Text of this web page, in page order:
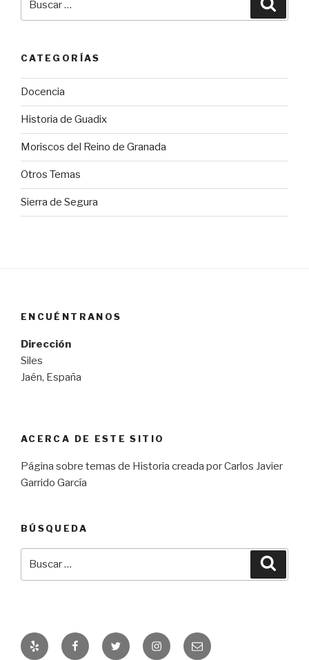
por:
CATEGORÍAS
Docencia
Historia de Guadix
Moriscos del Reino de Granada
Otros Temas
Sierra de Segura
ENCUÉNTRANOS
Dirección
Siles
Jaén, España
ACERCA DE ESTE SITIO
Página sobre temas de Historia creada por Carlos Javier
Garrido García
BÚSQUEDA
Yelp FacebookTwitter InstagramCorreo